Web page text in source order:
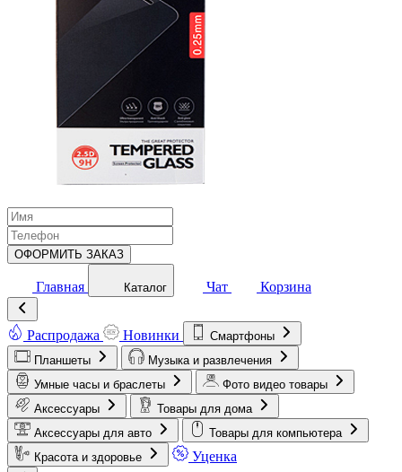
ОФОРМИТЬ ЗАКАЗ
Главная Каталог Чат Корзина
Распродажа Новинки
Смартфоны
Планшеты
Музыка и развлечения
Умные часы и браслеты
Фото видео товары
Аксессуары
Товары для дома
Аксессуары для авто
Товары для компьютера
Красота и здоровье
Уценка